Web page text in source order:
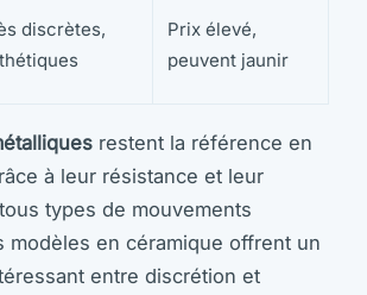
discrètes,
Prix élevé,
peuvent jaunir
restent la référence en
à leur résistance et leur
types de mouvements
modèles en céramique offrent un
entre discrétion et